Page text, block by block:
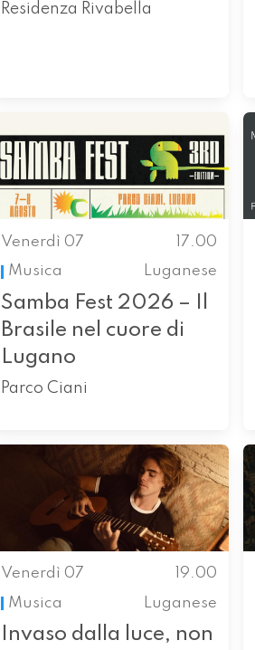
Residenza Rivabella
Venerdì 07
17.00
Musica
Luganese
Samba Fest 2026 – Il
Brasile nel cuore di
Lugano
Parco Ciani
Venerdì 07
19.00
Musica
Luganese
Invaso dalla luce, non